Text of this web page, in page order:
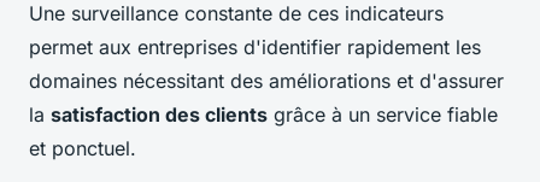
Une surveillance constante de ces indicateurs
permet aux entreprises d'identifier rapidement les
domaines nécessitant des améliorations et d'assurer
la satisfaction des clients grâce à un service fiable
et ponctuel.